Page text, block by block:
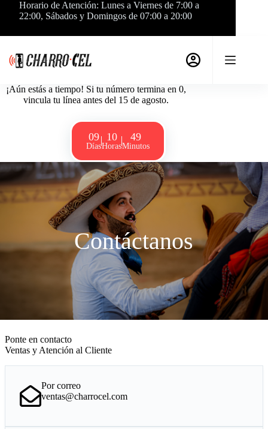
SaltarHorario de Atención: Lunes a Viernes de 7:00 a
22:00, Sábados y Domingos de 07:00 a 20:00
¡Aún estás a tiempo! Si tu número termina en 0,
vincula tu línea antes del 15 de agosto.
09
Días
10
Horas
49
Minutos
Contáctanos
Ponte en contacto
Ventas y Atención al Cliente
Por correo
ventas@charrocel.com